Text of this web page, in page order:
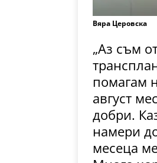
Вяра Церовска
„Аз съм
помагам
август
добри.
намери
месеца